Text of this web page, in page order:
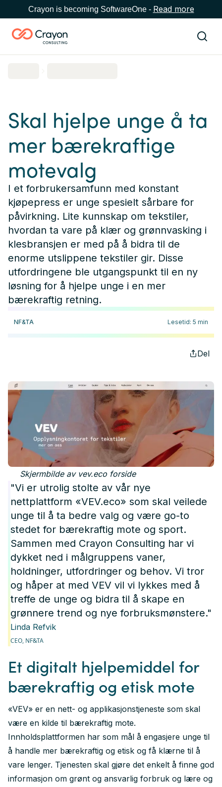
Crayon is becoming SoftwareOne - Read more
Skal hjelpe unge å ta
mer bærekraftige
motevalg
I et forbrukersamfunn med konstant
kjøpepress er unge spesielt sårbare for
påvirkning. Lite kunnskap om tekstiler,
hvordan ta vare på klær og grønnvasking i
klesbransjen er med på å bidra til de
enorme utslippene tekstiler gir. Disse
utfordringene ble utgangspunkt til en ny
løsning for å hjelpe unge i en mer
bærekraftig retning.
NF&TA Lesetid: 5 min
Del
Skjermbilde av vev.eco forside
"Vi er utrolig stolte av vår nye
nettplattform «VEV.eco» som skal veilede
unge til å ta bedre valg og være go-to
stedet for bærekraftig mote og sport.
Sammen med Crayon Consulting har vi
dykket ned i målgruppens vaner,
holdninger, utfordringer og behov. Vi tror
og håper at med VEV vil vi lykkes med å
treffe de unge og bidra til å skape en
grønnere trend og nye forbruksmønstere."
Linda Refvik
CEO, NF&TA
Et digitalt hjelpemiddel for
bærekraftig og etisk mote
«VEV» er en nett- og applikasjonstjeneste som skal
være en kilde til bærekraftig mote.
Innholdsplattformen har som mål å engasjere unge til
å handle mer bærekraftig og etisk og få klærne til å
vare lenger. Tjenesten skal gjøre det enkelt å finne god
informasjon om grønt og ansvarlig forbruk og lære og